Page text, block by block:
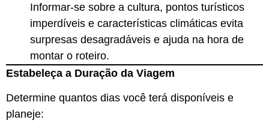
Informar-se sobre a cultura, pontos turísticos
imperdíveis e características climáticas evita
surpresas desagradáveis e ajuda na hora de
montar o roteiro.
Estabeleça a Duração da Viagem
Determine quantos dias você terá disponíveis e
planeje: